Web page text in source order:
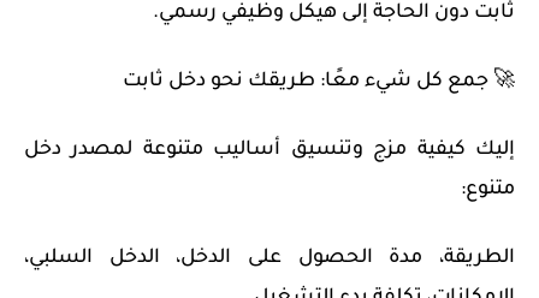
ثابت دون الحاجة إلى هيكل وظيفي رسمي.
🚀 جمع كل شيء معًا: طريقك نحو دخل ثابت
إليك كيفية مزج وتنسيق أساليب متنوعة لمصدر دخل
متنوع:
الطريقة، مدة الحصول على الدخل، الدخل السلبي،